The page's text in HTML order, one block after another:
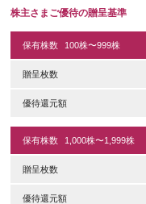
株主さまご優待の贈呈基準
保有株数 100株〜999株
贈呈枚数
優待還元額
保有株数 1,000株〜1,999株
贈呈枚数
優待還元額